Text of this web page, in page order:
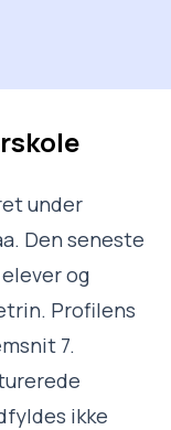
under
Den seneste
og
Profilens
7.
ikke